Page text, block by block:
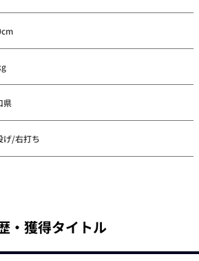
県
げ/右打ち
・獲得タイトル